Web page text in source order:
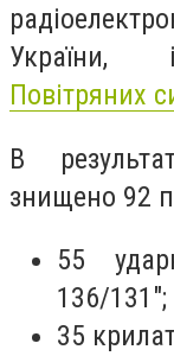
України,
Повітряних
В
знищено 92
55
136/131";
35